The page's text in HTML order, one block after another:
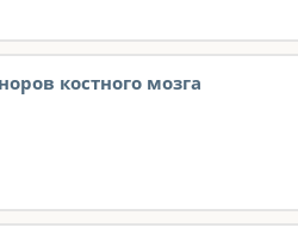
костного мозга